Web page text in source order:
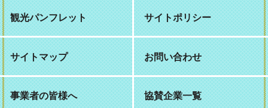
観光パンフレット サイトポリシー
サイトマップ お問い合わせ
事業者の皆様へ 協賛企業一覧